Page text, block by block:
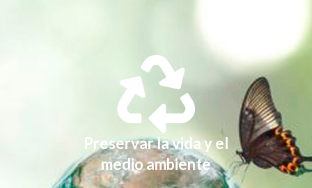
Preservar la vida y el
medio ambiente